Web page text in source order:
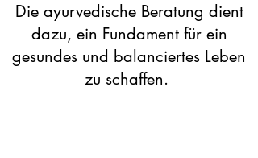
Die ayurvedische Beratung dient
dazu, ein Fundament für ein
gesundes und balanciertes Leben
zu schaffen.